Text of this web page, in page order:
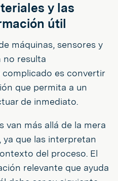
y las
útil
máquinas, sensores y
no resulta
complicado es convertir
que permita a un
de inmediato.
van más allá de la mera
ya que las interpretan
del proceso. El
relevante que ayuda